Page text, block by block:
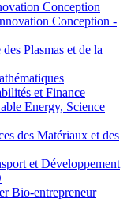
Conception
Conception -
Plasmas et de la
et Finance
Energy, Science
des Matériaux et des
et Développement
Bio-entrepreneur